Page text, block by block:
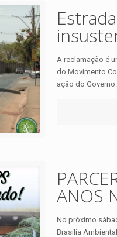
A reclamação é
do Movimento
ação do Governo.
ANOS
No próximo
Brasília